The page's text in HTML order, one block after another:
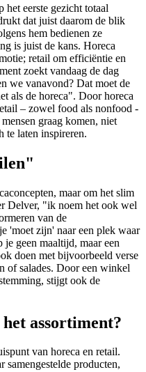
het eerste gezicht totaal
dat juist daarom de blik
hem bedienen ze
is juist de kans. Horeca
retail om efficiëntie en
zoekt vandaag de dag
we vanavond? Dat moet de
als de horeca". Door horeca
– zowel food als nonfood -
graag komen, niet
te laten inspireren.
maar om het slim
Delver, "ik noem het ook wel
van de
'moet zijn' naar een plek waar
geen maaltijd, maar een
doen met bijvoorbeeld verse
of salades. Door een winkel
stijgt ook de
assortiment?
van horeca en retail.
samengestelde producten,